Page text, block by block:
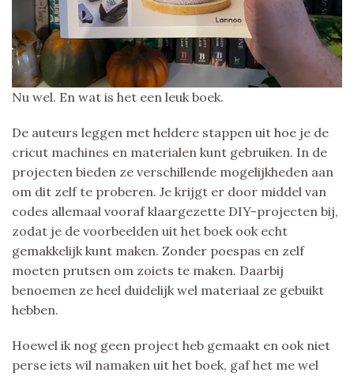
Nu wel. En wat is het een leuk boek.
De auteurs leggen met heldere stappen uit hoe je de
cricut machines en materialen kunt gebruiken. In de
projecten bieden ze verschillende mogelijkheden aan
om dit zelf te proberen. Je krijgt er door middel van
codes allemaal vooraf klaargezette DIY-projecten bij,
zodat je de voorbeelden uit het boek ook echt
gemakkelijk kunt maken. Zonder poespas en zelf
moeten prutsen om zoiets te maken. Daarbij
benoemen ze heel duidelijk wel materiaal ze gebuikt
hebben.
Hoewel ik nog geen project heb gemaakt en ook niet
perse iets wil namaken uit het boek, gaf het me wel